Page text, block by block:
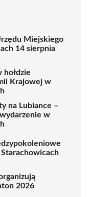
Miejskiego
14 sierpnia
hołdzie
Krajowej w
na Lubiance –
w
2026